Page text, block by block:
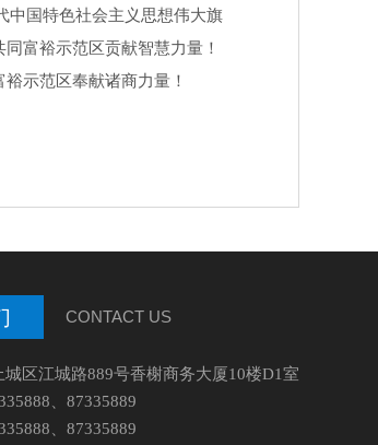
国特色社会主义思想伟大旗
同富裕示范区贡献智慧力量！
示范区奉献诸商力量！
CONTACT US
区江城路889号香榭商务大厦10楼D1室
、87335889
、87335889